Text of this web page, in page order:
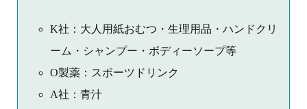
K社：大人用紙おむつ・生理用品・ハンドクリ
ーム・シャンプー・ボディーソープ等
O製薬：スポーツドリンク
A社：青汁